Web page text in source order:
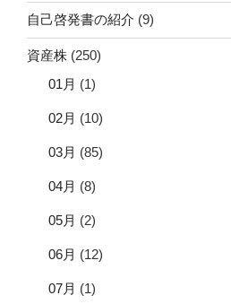
自己啓発書の紹介 (9)
資産株 (250)
01月 (1)
02月 (10)
03月 (85)
04月 (8)
05月 (2)
06月 (12)
07月 (1)